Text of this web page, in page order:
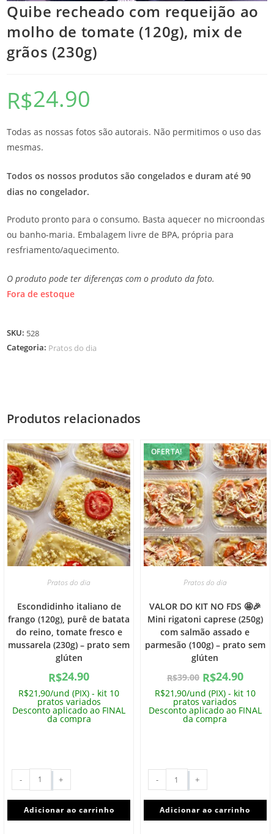
Quibe recheado com requeijão ao
molho de tomate (120g), mix de
grãos (230g)
R$24.90
Todas as nossas fotos são autorais. Não permitimos o uso das
mesmas.
Todos os nossos produtos são congelados e duram até 90
dias no congelador.
Produto pronto para o consumo. Basta aquecer no microondas
ou banho-maria. Embalagem livre de BPA, própria para
resfriamento/aquecimento.
O produto pode ter diferenças com o produto da foto.
Fora de estoque
SKU: 528
Categoria: Pratos do dia
Produtos relacionados
Pratos do dia
Escondidinho italiano de
frango (120g), purê de batata
do reino, tomate fresco e
mussarela (230g) – prato sem
glúten
R$24.90
R$21,90/und (PIX) - kit 10
pratos variados
Desconto aplicado ao FINAL
da compra
- +
Adicionar ao carrinho
OFERTA!
Pratos do dia
VALOR DO KIT NO FDS 🤩🎉
Mini rigatoni caprese (250g)
com salmão assado e
parmesão (100g) – prato sem
glúten
R$39.00 R$24.90
R$21,90/und (PIX) - kit 10
pratos variados
Desconto aplicado ao FINAL
da compra
- +
Adicionar ao carrinho